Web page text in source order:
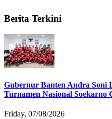
Berita Terkini
Gubernur Banten Andra Soni
Turnamen Nasional Soekarno
Friday, 07/08/2026